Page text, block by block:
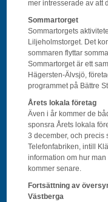
mer intresserade av att
Sommartorget
Sommartorgets
Liljeholmstorget. Det
sommaren flyttar
Sommartorget är ett
Hägersten-Älvsjö,
programmet på Bättre
Årets lokala företag
Även i år kommer de
sponsra Årets lokala
3 december, och precis
Telefonfabriken, intill
information om hur
kommer senare.
Fortsättning av
Västberga